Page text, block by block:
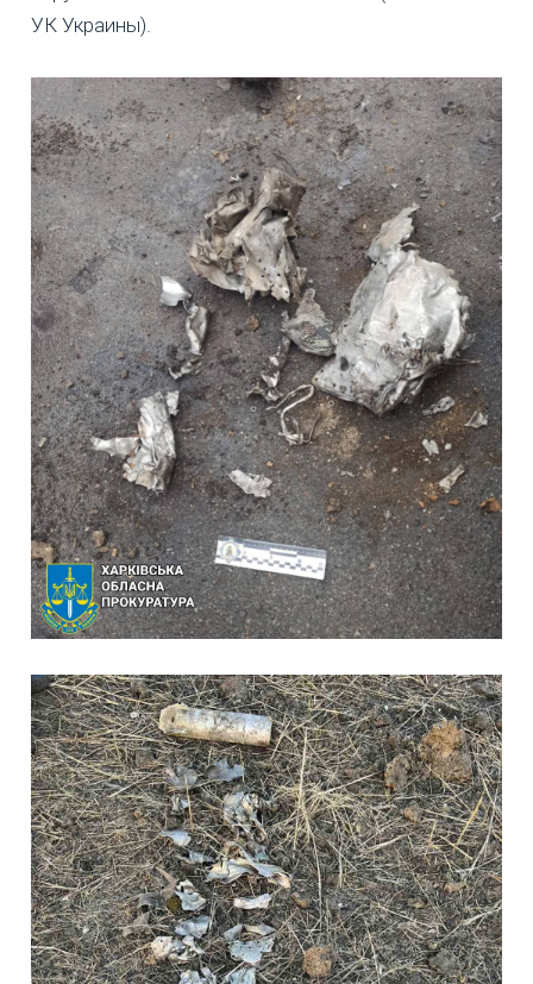
УК Украины).